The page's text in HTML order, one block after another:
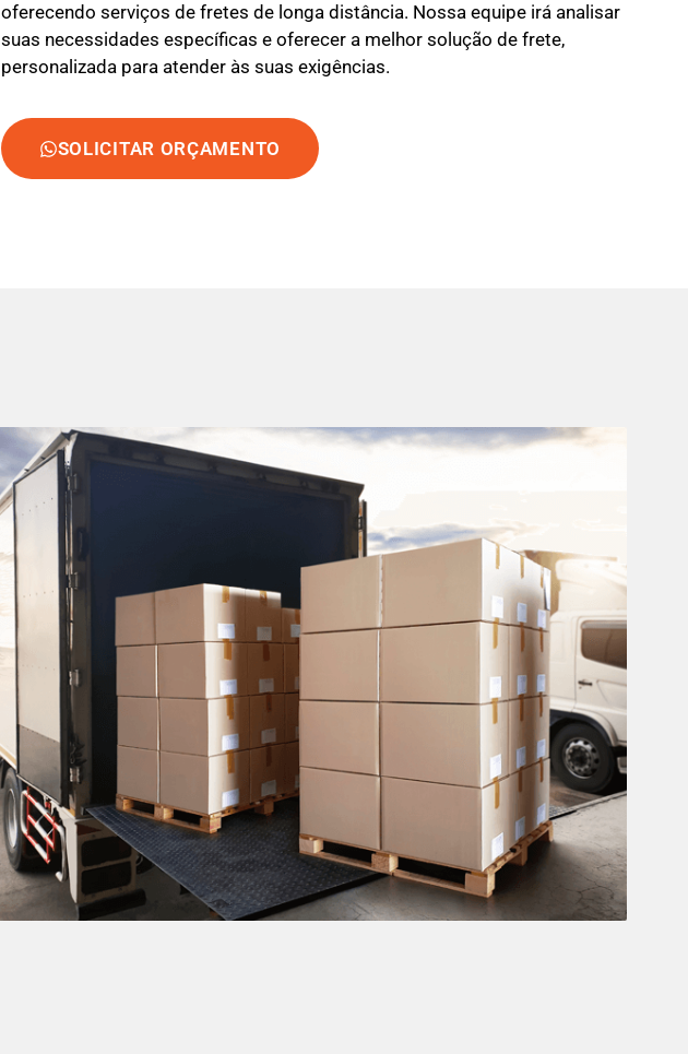
oferecendo serviços de fretes de longa distância. Nossa equipe irá analisar
suas necessidades específicas e oferecer a melhor solução de frete,
personalizada para atender às suas exigências.
SOLICITAR ORÇAMENTO